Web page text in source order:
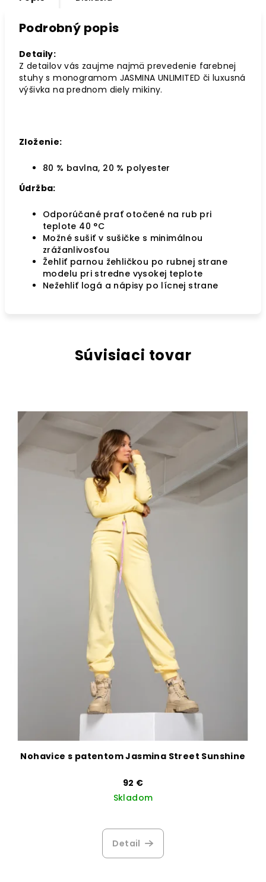
Podrobný popis
Detaily:
Z detailov vás zaujme najmä prevedenie farebnej
stuhy s monogramom JASMINA UNLIMITED či luxusná
výšivka na prednom diely mikiny.
Zloženie:
80 % bavlna, 20 % polyester
Údržba:
Odporúčané prať otočené na rub pri
teplote 40 °C
Možné sušiť v sušičke s minimálnou
zrážanlivosťou
Žehliť parnou žehličkou po rubnej strane
modelu pri stredne vysokej teplote
Nežehliť logá a nápisy po lícnej strane
Súvisiaci tovar
Nohavice s patentom Jasmina Street Sunshine
92 €
Skladom
Detail